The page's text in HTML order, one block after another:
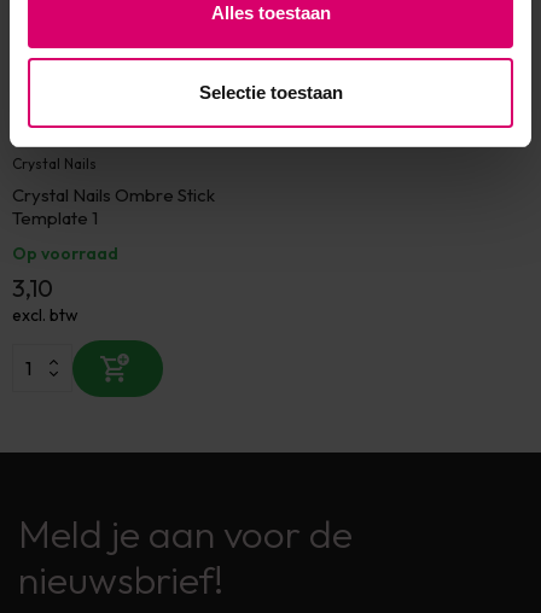
Alles toestaan
Selectie toestaan
Crystal Nails
Crystal Nails Ombre Stick
Template 1
Op voorraad
3,10
excl. btw
Meld je aan voor de
nieuwsbrief!